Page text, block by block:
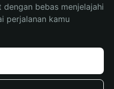
bebas menjelajahi
perjalanan kamu